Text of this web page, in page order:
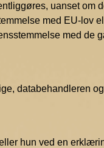
uanset om
med EU-lov
med de
databehandleren
hun ved en